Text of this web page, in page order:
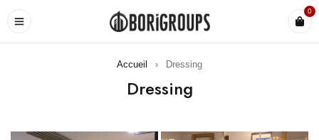
0
Accueil › Dressing
Dressing